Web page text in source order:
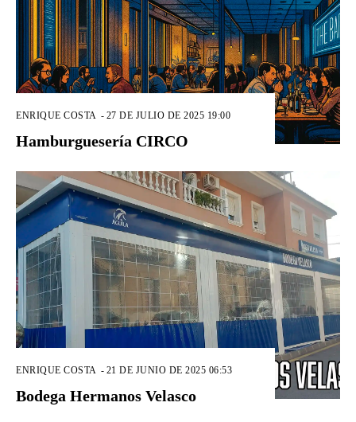
ENRIQUE COSTA - 27 DE JULIO DE 2025 19:00
Hamburguesería CIRCO
ENRIQUE COSTA - 21 DE JUNIO DE 2025 06:53
Bodega Hermanos Velasco